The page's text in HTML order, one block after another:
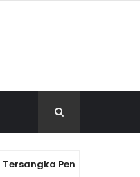
Pengedar Narkoba